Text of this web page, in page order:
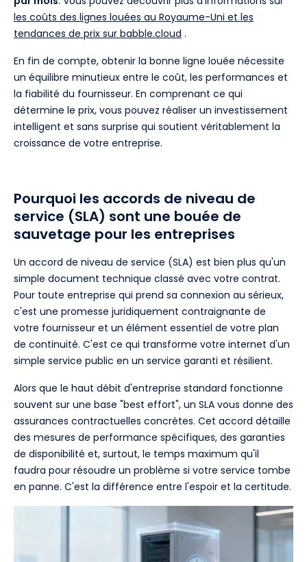
les coûts des lignes louées au Royaume-Uni et les
tendances de prix sur babble.cloud .
En fin de compte, obtenir la bonne ligne louée nécessite
un équilibre minutieux entre le coût, les performances et
la fiabilité du fournisseur. En comprenant ce qui
détermine le prix, vous pouvez réaliser un investissement
intelligent et sans surprise qui soutient véritablement la
croissance de votre entreprise.
Pourquoi les accords de niveau de
service (SLA) sont une bouée de
sauvetage pour les entreprises
Un accord de niveau de service (SLA) est bien plus qu'un
simple document technique classé avec votre contrat.
Pour toute entreprise qui prend sa connexion au sérieux,
c'est une promesse juridiquement contraignante de
votre fournisseur et un élément essentiel de votre plan
de continuité. C'est ce qui transforme votre internet d'un
simple service public en un service garanti et résilient.
Alors que le haut débit d'entreprise standard fonctionne
souvent sur une base "best effort", un SLA vous donne des
assurances contractuelles concrètes. Cet accord détaille
des mesures de performance spécifiques, des garanties
de disponibilité et, surtout, le temps maximum qu'il
faudra pour résoudre un problème si votre service tombe
en panne. C'est la différence entre l'espoir et la certitude.